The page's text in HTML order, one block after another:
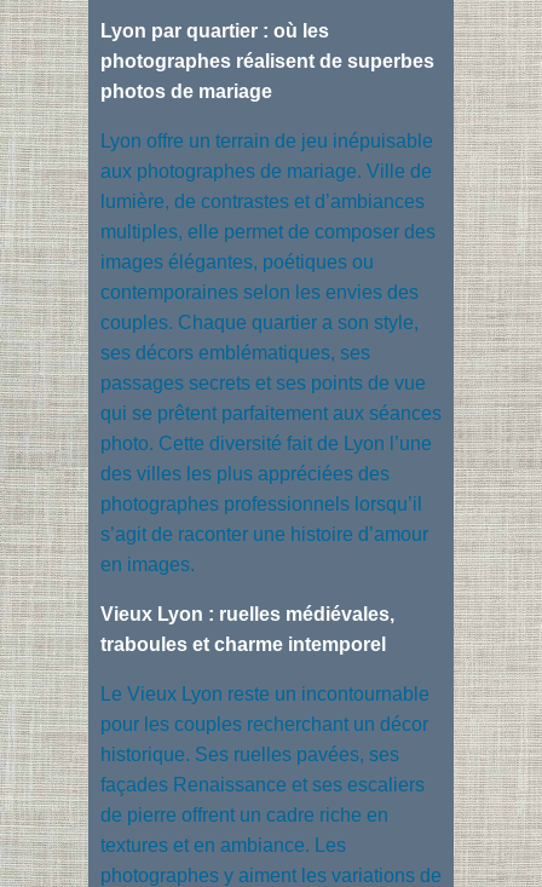
Lyon par quartier : où les
photographes réalisent de superbes
photos de mariage
Lyon offre un terrain de jeu inépuisable
aux photographes de mariage. Ville de
lumière, de contrastes et d’ambiances
multiples, elle permet de composer des
images élégantes, poétiques ou
contemporaines selon les envies des
couples. Chaque quartier a son style,
ses décors emblématiques, ses
passages secrets et ses points de vue
qui se prêtent parfaitement aux séances
photo. Cette diversité fait de Lyon l’une
des villes les plus appréciées des
photographes professionnels lorsqu’il
s’agit de raconter une histoire d’amour
en images.
Vieux Lyon : ruelles médiévales,
traboules et charme intemporel
Le Vieux Lyon reste un incontournable
pour les couples recherchant un décor
historique. Ses ruelles pavées, ses
façades Renaissance et ses escaliers
de pierre offrent un cadre riche en
textures et en ambiance. Les
photographes y aiment les variations de